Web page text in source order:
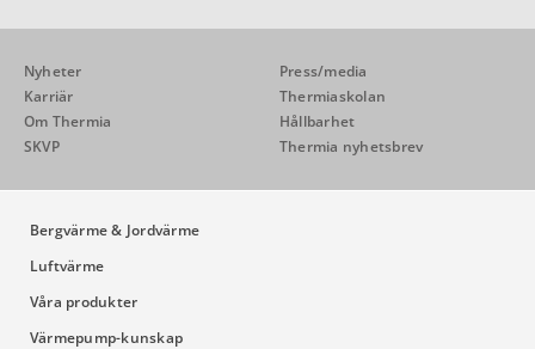
Nyheter
Press/media
Karriär
Thermiaskolan
Om Thermia
Hållbarhet
SKVP
Thermia nyhetsbrev
Bergvärme & Jordvärme
Luftvärme
Våra produkter
Värmepump-kunskap